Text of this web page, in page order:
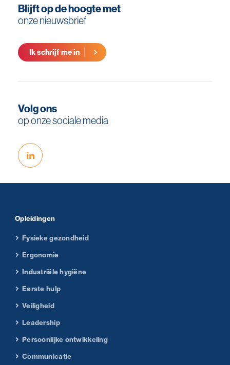
Blijft op de hoogte met
onze nieuwsbrief
Ik schrijf me in
Volg ons
op onze sociale media
Opleidingen
Fysieke gezondheid
Ergonomie
Industriële hygiëne
Eerste hulp
Veiligheid
Leadership
Persoonlijke ontwikkeling
Communicatie